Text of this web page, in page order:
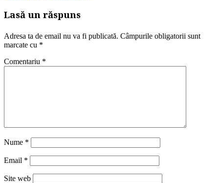
Lasă un răspuns
Adresa ta de email nu va fi publicată. Câmpurile obligatorii sunt
marcate cu *
Comentariu *
Nume *
Email *
Site web